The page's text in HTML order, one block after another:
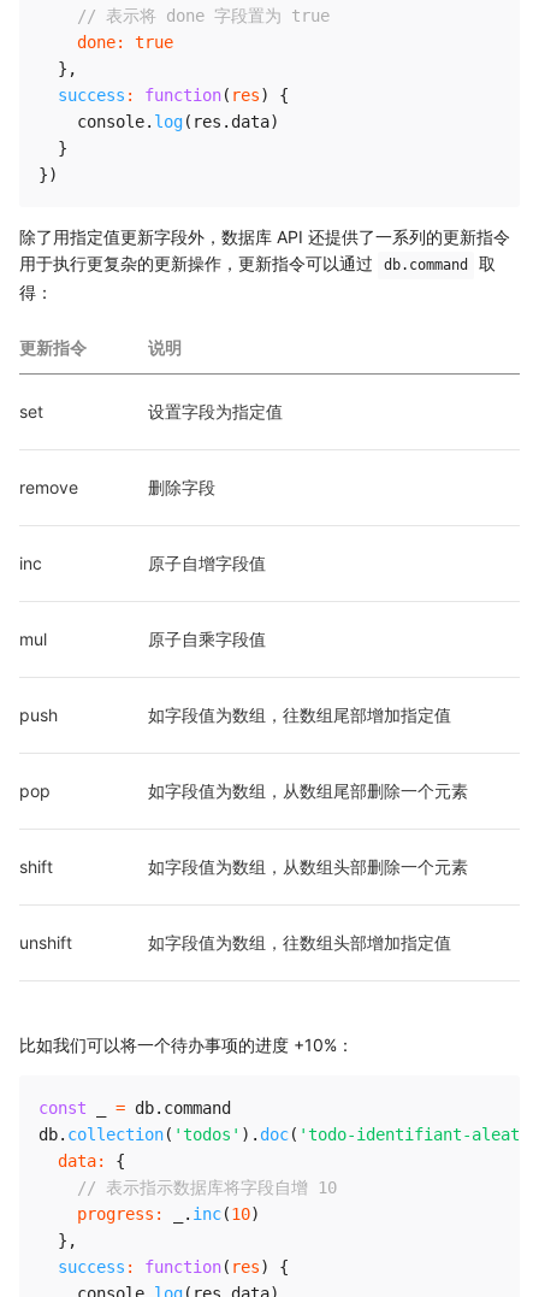
// 表示将 done 字段置为 true
done:
true
} ,
success : function( res)
{
    console
. log( res . data)
}
})
除了用指定值更新字段外，数据库 API 还提供了一系列的更新指令
用于执行更复杂的更新操作，更新指令可以通过
db.command
取
得：
更新指令 说明
set 设置字段为指定值
remove 删除字段
inc 原子自增字段值
mul 原子自乘字段值
push 如字段值为数组，往数组尾部增加指定值
pop 如字段值为数组，从数组尾部删除一个元素
shift 如字段值为数组，从数组头部删除一个元素
unshift 如字段值为数组，往数组头部增加指定值
比如我们可以将一个待办事项的进度 +10%：
const = db. command
db. collection( 'todos' ) . doc( 'todo-identifiant-
data:
{
// 表示指示数据库将字段自增 10
progress : . inc(10)
} ,
success : function( res)
{